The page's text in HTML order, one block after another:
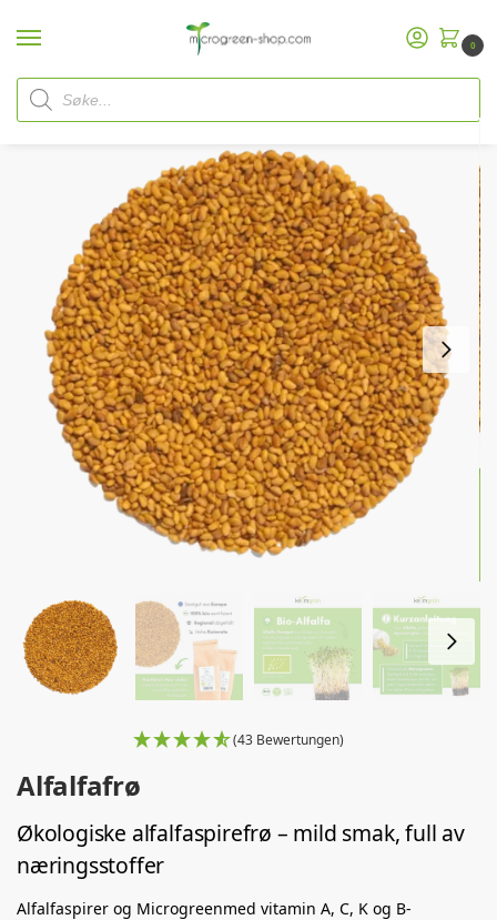
0
Hjem Microgreen Shop
(43 Bewertungen)
Alfalfafrø
Økologiske alfalfaspirefrø – mild smak, full av
næringsstoffer
Alfalfaspirer og Microgreenmed vitamin A, C, K og B-